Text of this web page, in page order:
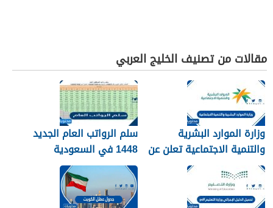
مقالات من تصنيف الخليج العربي
وزارة الموارد البشرية
والتنمية الاجتماعية تعلن عن
تفعيل نظام الضمان
الاجتماعي المطور والجديد
1448
سلم الرواتب العام الجديد
1448 في السعودية